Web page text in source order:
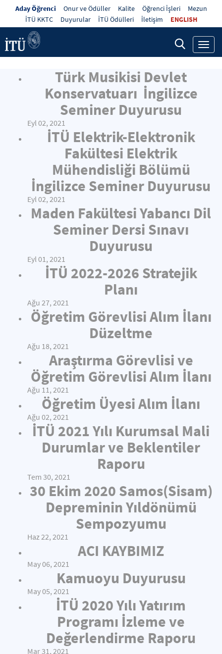
Aday Öğrenci Onur ve Ödüller Kalite Öğrenci İşleri
Mezun
İTÜ KKTC
Duyurular İTÜ Ödülleri İletişim ENGLISH
Türk Musikisi Devlet
Konservatuarı İngilizce
Seminer Duyurusu
Eyl 02, 2021
İTÜ Elektrik-Elektronik
Fakültesi Elektrik
Mühendisliği Bölümü
İngilizce Seminer Duyurusu
Eyl 02, 2021
Maden Fakültesi Yabancı Dil
Seminer Dersi Sınavı
Duyurusu
Eyl 01, 2021
İTÜ 2022-2026 Stratejik
Planı
Ağu 27, 2021
Öğretim Görevlisi Alım İlanı
Düzeltme
Ağu 18, 2021
Araştırma Görevlisi ve
Öğretim Görevlisi Alım İlanı
Ağu 11, 2021
Öğretim Üyesi Alım İlanı
Ağu 02, 2021
İTÜ 2021 Yılı Kurumsal Mali
Durumlar ve Beklentiler
Raporu
Tem 30, 2021
30 Ekim 2020 Samos(Sisam)
Depreminin Yıldönümü
Sempozyumu
Haz 22, 2021
ACI KAYBIMIZ
May 06, 2021
Kamuoyu Duyurusu
May 05, 2021
İTÜ 2020 Yılı Yatırım
Programı İzleme ve
Değerlendirme Raporu
Mar 31, 2021